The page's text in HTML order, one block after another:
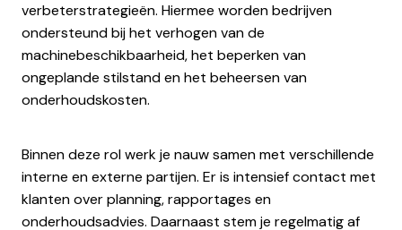
verbeterstrategieën. Hiermee worden bedrijven
ondersteund bij het verhogen van de
machinebeschikbaarheid, het beperken van
ongeplande stilstand en het beheersen van
onderhoudskosten.
Binnen deze rol werk je nauw samen met verschillende
interne en externe partijen. Er is intensief contact met
klanten over planning, rapportages en
onderhoudsadvies. Daarnaast stem je regelmatig af